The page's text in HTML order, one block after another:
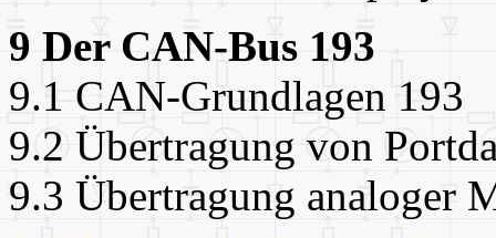
9 Der CAN-Bus 193
9.1 CAN-Grundlagen 193
9.2 Übertragung von
9.3 Übertragung analoger